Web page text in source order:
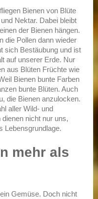
Bienen von Blüte
Nektar. Dabei bleibt
der Bienen hängen.
die Pollen dann wieder
sich Bestäubung und ist
auf unserer Erde. Nur
aus Blüten Früchte wie
Bienen bunte Farben
bunte Blüten. Auch
die Bienen anzulocken.
aller Wild- und
nicht nur uns,
Lebensgrundlage.
mehr als
Gemüse. Doch nicht